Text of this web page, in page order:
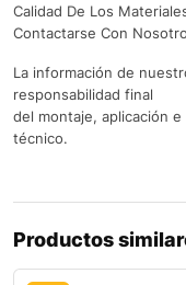
Calidad De Los
Contactarse Con
La información de
responsabilidad final
del montaje, aplicación
técnico.
Productos